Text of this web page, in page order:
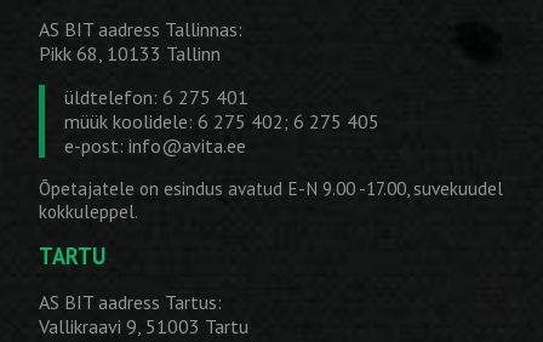
AS BIT aadress Tallinnas:
Pikk 68, 10133 Tallinn
üldtelefon: 6 275 401
müük koolidele: 6 275 402; 6 275 405
e-post: info@avita.ee
Õpetajatele on esindus avatud E-N 9.00 -17.00, suvekuudel
kokkuleppel.
TARTU
AS BIT aadress Tartus:
Vallikraavi 9, 51003 Tartu